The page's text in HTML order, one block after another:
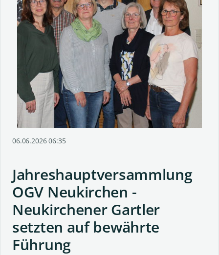
06.06.2026 06:35
Jahreshauptversammlung
OGV Neukirchen -
Neukirchener Gartler
setzten auf bewährte
Führung